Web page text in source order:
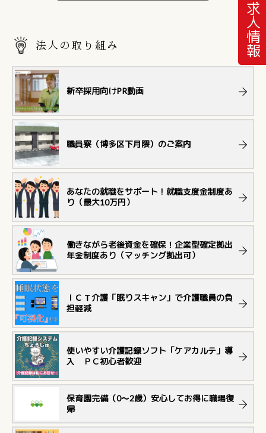
法人の取り組み
新卒採用向けPR動画
職員寮（博多区下月隈）のご案内
あなたの就職をサポート！就職支度金制度あ
り（最大10万円）
働きながら老後資金を確保！企業型確定拠出
年金制度あり（マッチング拠出可）
ＩＣＴ介護「眠りスキャン」で介護職員の負
担軽減
使いやすい介護記録ソフト「ケアカルテ」導
入 ＰＣ初心者歓迎
保育園完備（0～2歳）安心してお得に職場復
帰
求人情報